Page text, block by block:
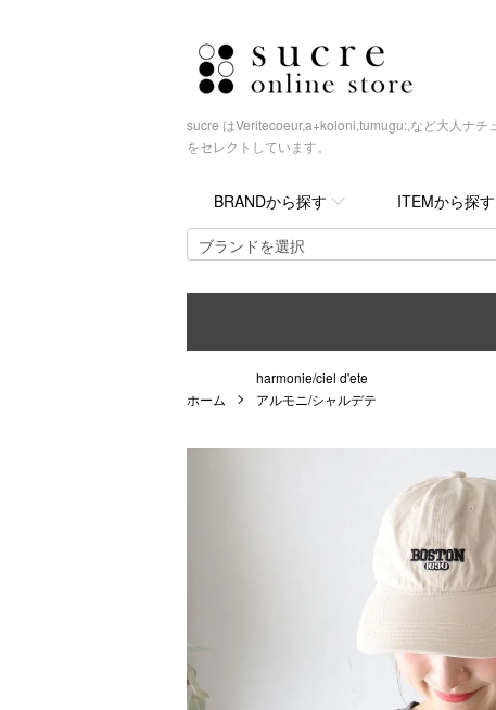
sucre はVeritecoeur,a+koloni,tumugu:,など大人ナチ
をセレクトしています。
BRANDから探す ITEMから探す
ホーム
harmonie/ciel d'ete
アルモニ/シャルデテ